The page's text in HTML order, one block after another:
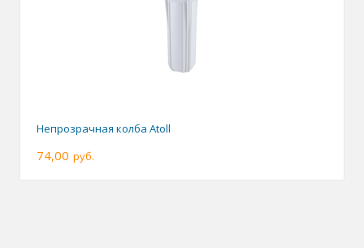
Непрозрачная колба Atoll
74,00 руб.